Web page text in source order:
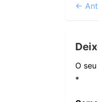
←
O
*